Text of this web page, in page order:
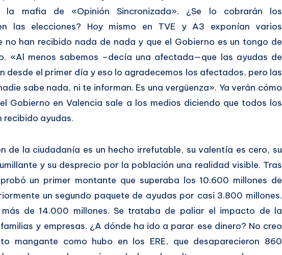
la mafia de «Opinión Sincronizada». ¿Se lo cobrarán los
las elecciones? Hoy mismo en TVE y A3 exponían varios
no han recibido nada de nada y que el Gobierno es un tongo de
«Al menos sabemos –decía una afectada—que las ayudas de
desde el primer día y eso lo agradecemos los afectados, pero las
sabe nada, ni te informan. Es una vergüenza». Ya verán cómo
Gobierno en Valencia sale a los medios diciendo que todos los
recibido ayudas.
de la ciudadanía es un hecho irrefutable, su valentía es cero, su
y su desprecio por la población una realidad visible. Tras
un primer montante que superaba los 10.600 millones de
un segundo paquete de ayudas por casi 3.800 millones.
más de 14.000 millones. Se trataba de paliar el impacto de la
y empresas. ¿A dónde ha ido a parar ese dinero? No creo
mangante como hubo en los ERE, que desaparecieron 860